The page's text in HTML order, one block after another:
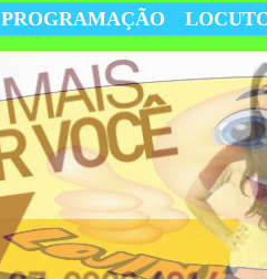
PROGRAMAÇÃO